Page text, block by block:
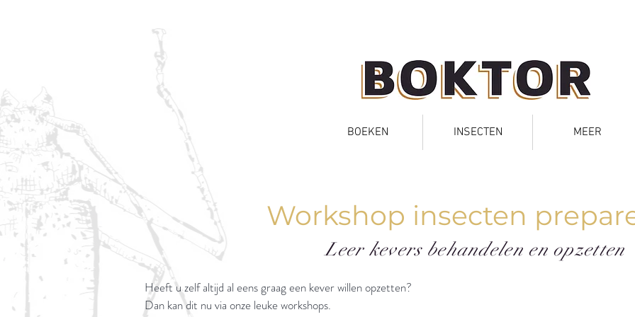
BOEKEN INSECTEN MEER
Workshop insecten
Leer kevers behandelen en opzetten
Heeft u zelf altijd al eens graag een kever willen opzetten?
Dan kan dit nu via onze leuke workshops.